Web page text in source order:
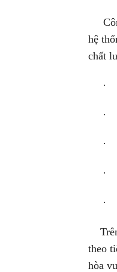
hệ
chất
·
·
·
·
·
theo
hòa